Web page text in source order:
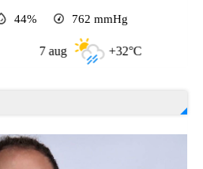
44% 762 mmHg
+32°C